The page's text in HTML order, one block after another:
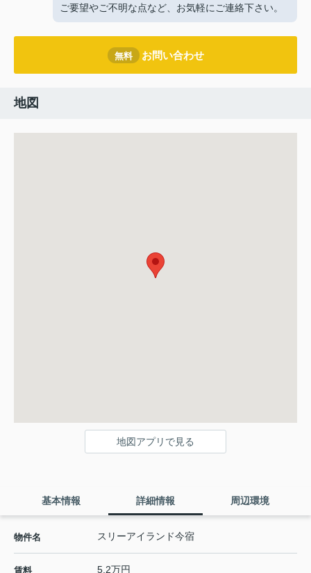
ご要望やご不明な点など、お気軽にご連絡下さい。
無料 お問い合わせ
地図
地図アプリで見る
基本情報 詳細情報 周辺環境
物件名 スリーアイランド今宿
賃料 5.2万円